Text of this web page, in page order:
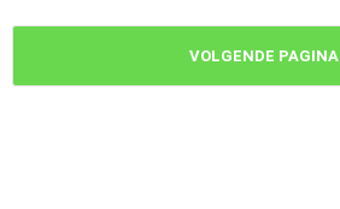
VOLGENDE PAGINA